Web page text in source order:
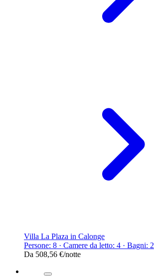
Villa La Plaza in Calonge
Persone: 8 · Camere da letto: 4 · Bagni: 2
Da 508,56 €/notte